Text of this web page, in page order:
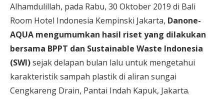
Alhamdulillah, pada Rabu, 30 Oktober 2019 di Bali
Room Hotel Indonesia Kempinski Jakarta, Danone-
AQUA mengumumkan hasil riset yang dilakukan
bersama BPPT dan Sustainable Waste Indonesia
(SWI)sejak delapan bulan lalu untuk mengetahui
karakteristik sampah plastik di aliran sungai
Cengkareng Drain, Pantai Indah Kapuk, Jakarta.